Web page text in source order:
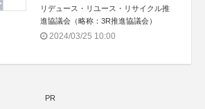
リデュース・リユース・リサイクル推
進協議会（略称：3R推進協議会）
2024/03/25 10:00
PR